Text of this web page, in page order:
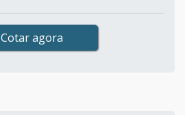
Cotar agora